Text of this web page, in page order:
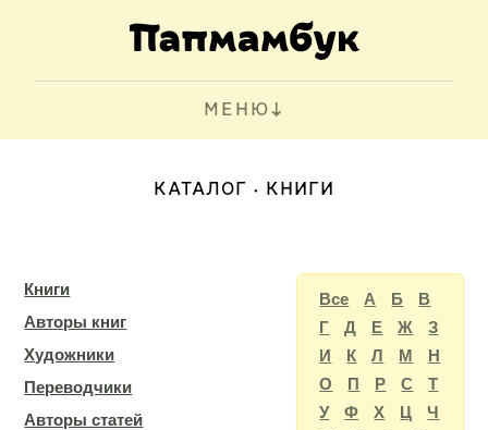
МЕНЮ
КАТАЛОГ КНИГИ
Книги
Авторы книг
Художники
Переводчики
Авторы статей
Все А Б
В
Г
Д Е Ж
З
И
К Л М
Н
О
П Р С
Т
У
Ф Х Ц
Ч